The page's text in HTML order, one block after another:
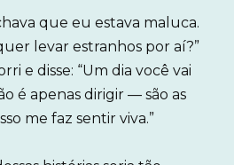
que eu estava maluca.
levar estranhos por aí?”
e disse: “Um dia você vai
é apenas dirigir — são as
me faz sentir viva.”